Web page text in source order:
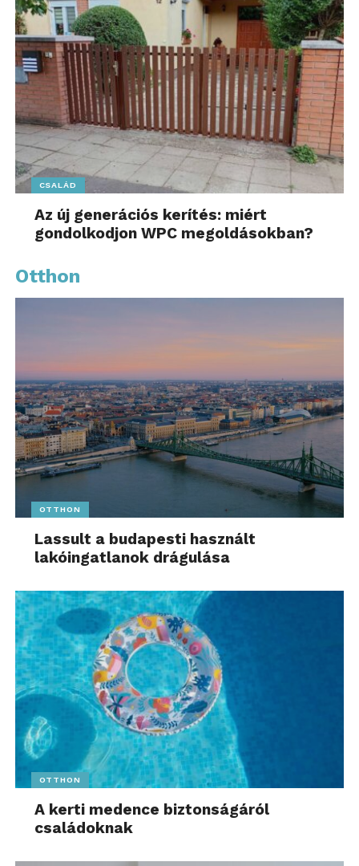
CSALÁD
Az új generációs kerítés: miért
gondolkodjon WPC megoldásokban?
Otthon
OTTHON
Lassult a budapesti használt
lakóingatlanok drágulása
OTTHON
A kerti medence biztonságáról
családoknak